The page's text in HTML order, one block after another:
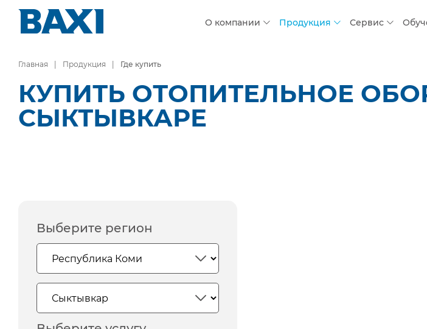
О компании Продукция Сервис
Главная Продукция Где купить
КУПИТЬ ОТОПИТЕЛЬНОЕ
СЫКТЫВКАРЕ
Выберите регион